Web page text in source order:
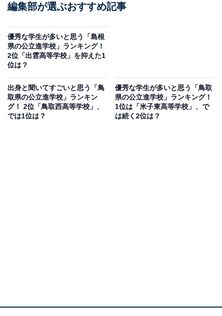
回答者からは「入試の難易度が高いから」（30代男性／
性／大阪府）、「地名補正が強いです。出雲の高校と聞
くと「出雲大社があるよね～」など話題に事欠かない気
がするので」（20代女性／大阪府）といったコメントが
編集部が選ぶおすすめ記事
優秀な学生が多いと思う「島根
県の公立進学校」ランキング！
2位「出雲高等学校」を抑えた1
位は？
出身と聞いてすごいと思う「鳥
取県の公立進学校」ランキン
グ！ 2位「鳥取西高等学校」、
では1位は？
優秀な学生が多いと思う「鳥取
県の公立進学校」ランキング！
1位は「米子東高等学校」、で
は続く2位は？